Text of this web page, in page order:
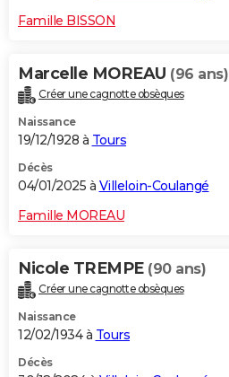
Famille BISSON
Marcelle MOREAU (96 ans)
Créer une cagnotte obsèques
Naissance
19/12/1928 à Tours
Décès
04/01/2025 à Villeloin-Coulangé
Famille MOREAU
Nicole TREMPE (90 ans)
Créer une cagnotte obsèques
Naissance
12/02/1934 à Tours
Décès